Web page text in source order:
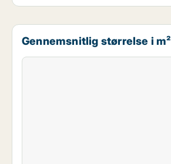
Gennemsnitlig størrelse i m²